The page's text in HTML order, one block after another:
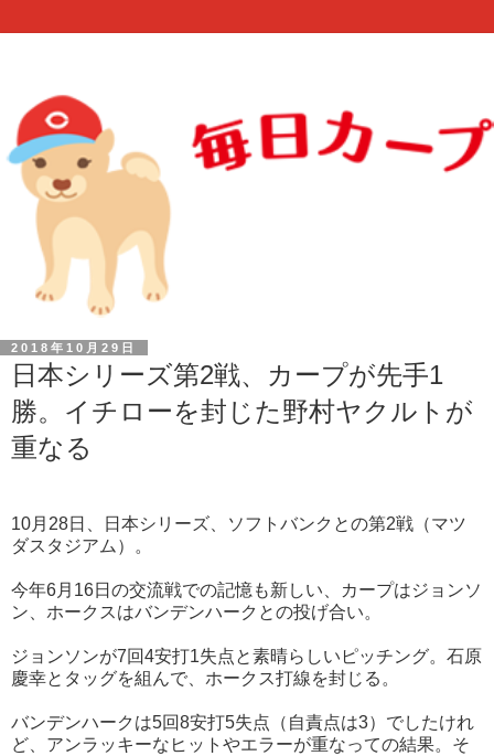
2018年10月29日
日本シリーズ第2戦、カープが先手1
勝。イチローを封じた野村ヤクルトが
重なる
10月28日、日本シリーズ、ソフトバンクとの第2戦（マツ
ダスタジアム）。
今年6月16日の交流戦での記憶も新しい、カープはジョンソ
ン、ホークスはバンデンハークとの投げ合い。
ジョンソンが7回4安打1失点と素晴らしいピッチング。石原
慶幸とタッグを組んで、ホークス打線を封じる。
バンデンハークは5回8安打5失点（自責点は3）でしたけれ
ど、アンラッキーなヒットやエラーが重なっての結果。そ